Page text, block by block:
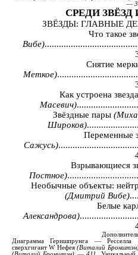
—
СРЕДИ ЗВЁЗД
ЗВЁЗДЫ: ГЛАВНЫЕ
Что такое
Вибе)
Снятие
Меткое)
Как устроена
Масевич)
Звёздные пары
Широков)
Переменные
Сажусь)
Взрывающиеся
Постное)
Необычные объекты:
(Дмитрий Вибе)
Белые
Александрова)
Диаграмма
Геришпрунга — Ресселла
сверхгигант W Нефея (Виталий Бронштэн